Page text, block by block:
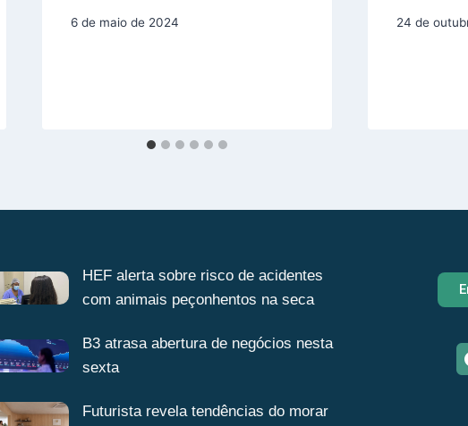
6 de maio de 2024 24 de
HEF alerta sobre risco de acidentes
com animais peçonhentos na seca
B3 atrasa abertura de negócios nesta
sexta
Futurista revela tendências do morar